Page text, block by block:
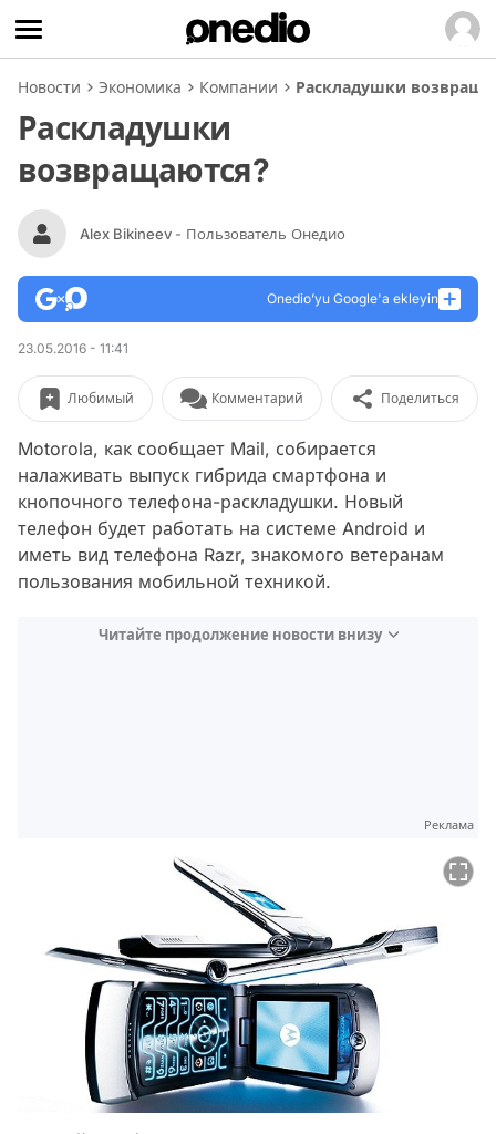
Новости Экономика Компании Раскладушки
Раскладушки
возвращаются?
Alex Bikineev - Пользователь Онедио
Onedio’yu Google'a ekleyin
23.05.2016 - 11:41
Любимый Комментарий Поделиться
Motorola, как сообщает Mail, собирается
налаживать выпуск гибрида смартфона и
кнопочного телефона-раскладушки. Новый
телефон будет работать на системе Android и
иметь вид телефона Razr, знакомого ветеранам
пользования мобильной техникой.
Читайте продолжение новости внизу
Реклама